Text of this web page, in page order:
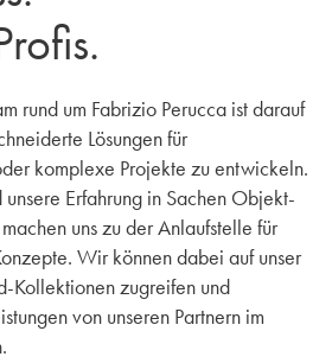
rund um Fabrizio Perucca ist darauf
Lösungen für
komplexe Projekte zu entwickeln.
unsere Erfahrung in Sachen Objekt-
uns zu der Anlaufstelle für
Wir können dabei auf unser
Kollektionen zugreifen und
von unseren Partnern im